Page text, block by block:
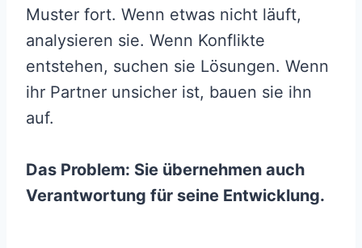
Muster fort. Wenn etwas nicht läuft,
analysieren sie. Wenn Konflikte
entstehen, suchen sie Lösungen. Wenn
ihr Partner unsicher ist, bauen sie ihn
auf.
Das Problem: Sie übernehmen auch
Verantwortung für seine Entwicklung.